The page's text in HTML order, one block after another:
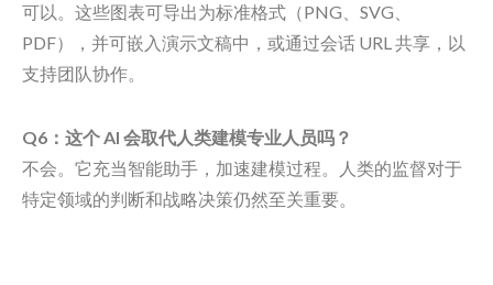
可以。这些图表可导出为标准格式（PNG、SVG、
PDF），并可嵌入演示文稿中，或通过会话 URL 共享，以
支持团队协作。
Q6：这个 AI 会取代人类建模专业人员吗？
不会。它充当智能助手，加速建模过程。人类的监督对于
特定领域的判断和战略决策仍然至关重要。